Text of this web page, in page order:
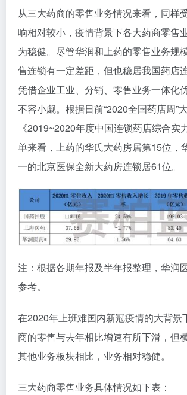
从三大药商的零售业务情况来看，同样
响相对较小，疫情背景下各大药商零售
为稳健。尽管华润和上药的零售业务规
售连锁有一定差距，但也稳居我国药店
凭借企业工业、分销、零售业务一体化
不容小觑。根据日前“2020全国药店周”
《2019~2020年度中国连锁药店综合实
单来看，上药的华氏大药房居第15位，
一的北京医保全新大药房连锁居61位。
注：根据各期年报及半年报整理，华润
参考。
在2020年上班难国内新冠疫情的大背景
商的零售与去年相比增速有所下滑，但
其他业务板块相比，业务相对稳健。
三大药商零售业务具体情况如下表：